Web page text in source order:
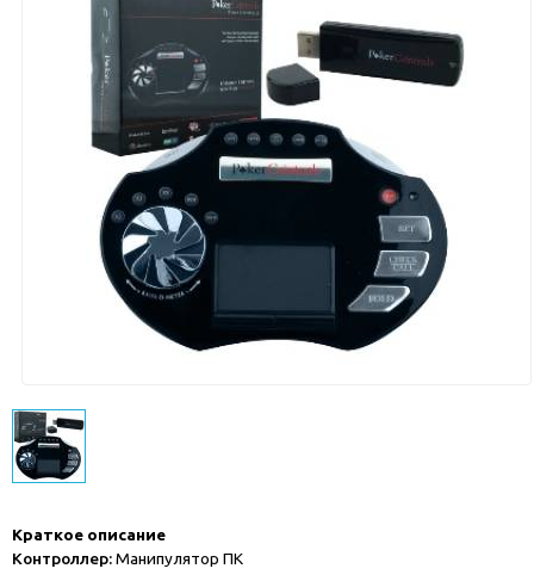
Краткое описание
Контроллер:Манипулятор ПК